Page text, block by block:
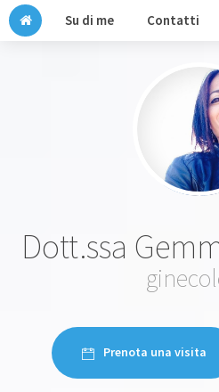
Su di me Contatti
Dott.ssa
Prenota una visita